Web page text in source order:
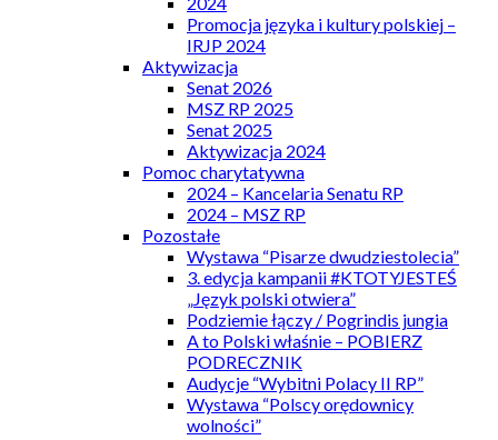
Promocja języka i kultury polskiej –
IRJP 2024
Aktywizacja
Senat 2026
MSZ RP 2025
Senat 2025
Aktywizacja 2024
Pomoc charytatywna
2024 – Kancelaria Senatu RP
2024 – MSZ RP
Pozostałe
Wystawa “Pisarze dwudziestolecia”
3. edycja kampanii #KTOTYJESTEŚ
„Język polski otwiera”
Podziemie łączy / Pogrindis jungia
A to Polski właśnie – POBIERZ
PODRECZNIK
Audycje “Wybitni Polacy II RP”
Wystawa “Polscy orędownicy
wolności”